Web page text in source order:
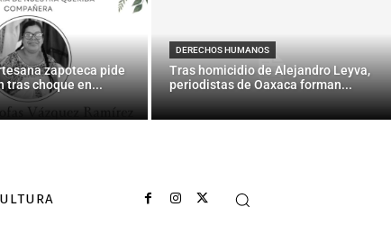
zapoteca pide
tras choque en...
DERECHOS HUMANOS
Tras homicidio de Alejandro Leyva,
periodistas de Oaxaca forman...